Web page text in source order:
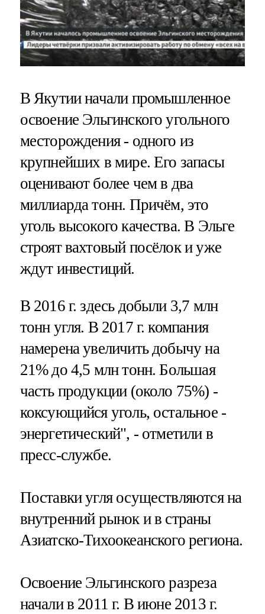
В Якутии начали промышленное
освоение Эльгинского угольного
месторождения - одного из
крупнейших в мире. Его запасы
оценивают более чем в два
миллиарда тонн. Причём, это
уголь высокого качества. В Эльге
строят вахтовый посёлок и уже
ждут инвестиций.
В 2016 г. здесь добыли 3,7 млн
тонн угля. В 2017 г. компания
намерена увеличить добычу на
21% до 4,5 млн тонн. Большая
часть продукции (около 75%) -
коксующийся уголь, остальное -
энергетический", - отметили в
пресс-службе.
Поставки угля осуществляются на
внутренний рынок и в страны
Азиатско-Тихоокеанского региона.
Освоение Эльгинского разреза
начали в 2011 г. В июне 2013 г.